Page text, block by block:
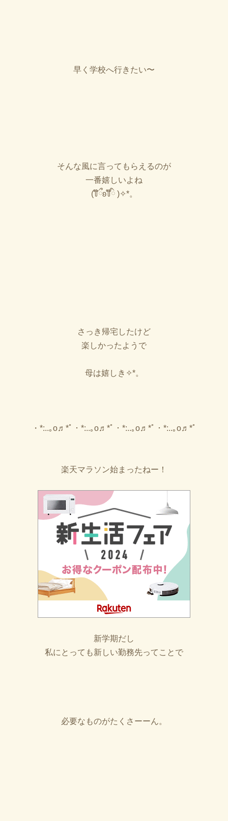
早く学校へ行きたい〜
そんな風に言ってもらえるのが
一番嬉しいよね
(꒦໊ྀʚ꒦໊ི )✧︎*。
さっき帰宅したけど
楽しかったようで
母は嬉しき✧︎*。
・*:..｡o♬*ﾟ・*:..｡o♬*ﾟ・*:..｡o♬*ﾟ・*:..｡o♬*ﾟ
楽天マラソン始まったねー！
新学期だし
私にとっても新しい勤務先ってことで
必要なものがたくさーーん。